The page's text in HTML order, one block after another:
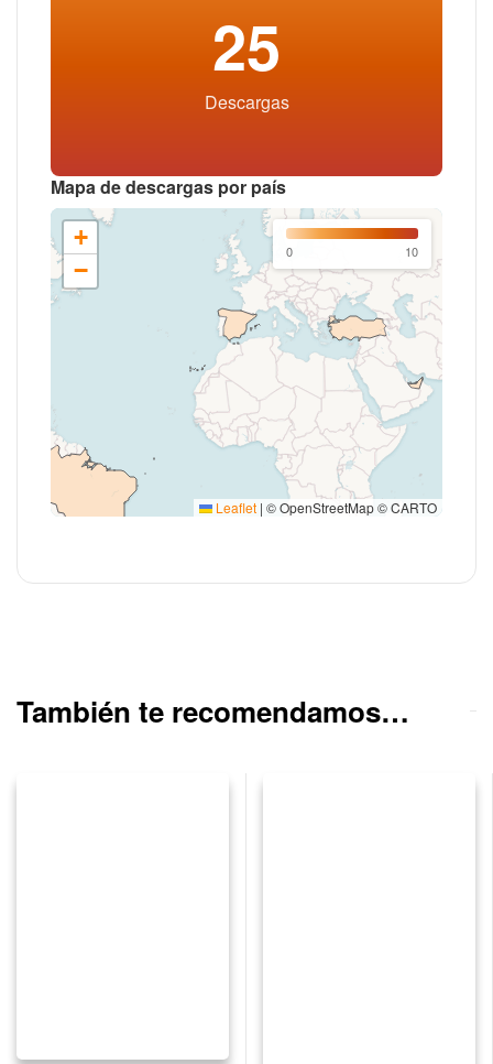
25
Descargas
Mapa de descargas por país
+
−
0 10
Leaflet | © OpenStreetMap © CARTO
También te recomendamos…